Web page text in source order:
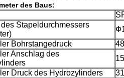
des Baus:
Stapeldurchmessers
Bohrstangedruck
Anschlag des
Druck des Hydrozylinders